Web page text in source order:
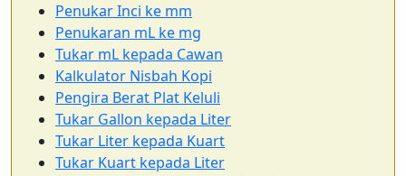
Penukar Inci ke mm
Penukaran mL ke mg
Tukar mL kepada Cawan
Kalkulator Nisbah Kopi
Pengira Berat Plat Keluli
Tukar Gallon kepada Liter
Tukar Liter kepada Kuart
Tukar Kuart kepada Liter